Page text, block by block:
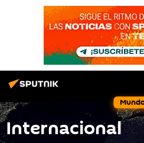
Internacional